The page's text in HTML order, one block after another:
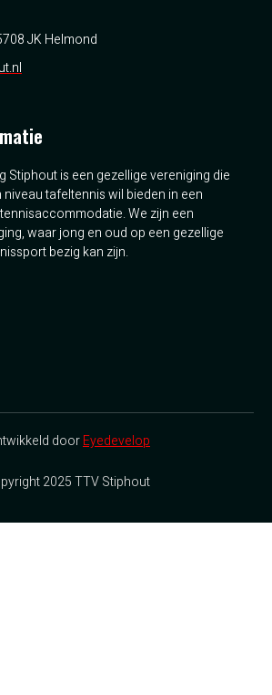
JK Helmond
Stiphout is een gezellige vereniging die
tafeltennis wil bieden in een
We zijn een
waar jong en oud op een gezellige
bezig kan zijn.
doorEyedevelop
2025 TTV Stiphout